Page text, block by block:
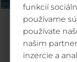
funkcií
používame
používate
našim
inzercie a